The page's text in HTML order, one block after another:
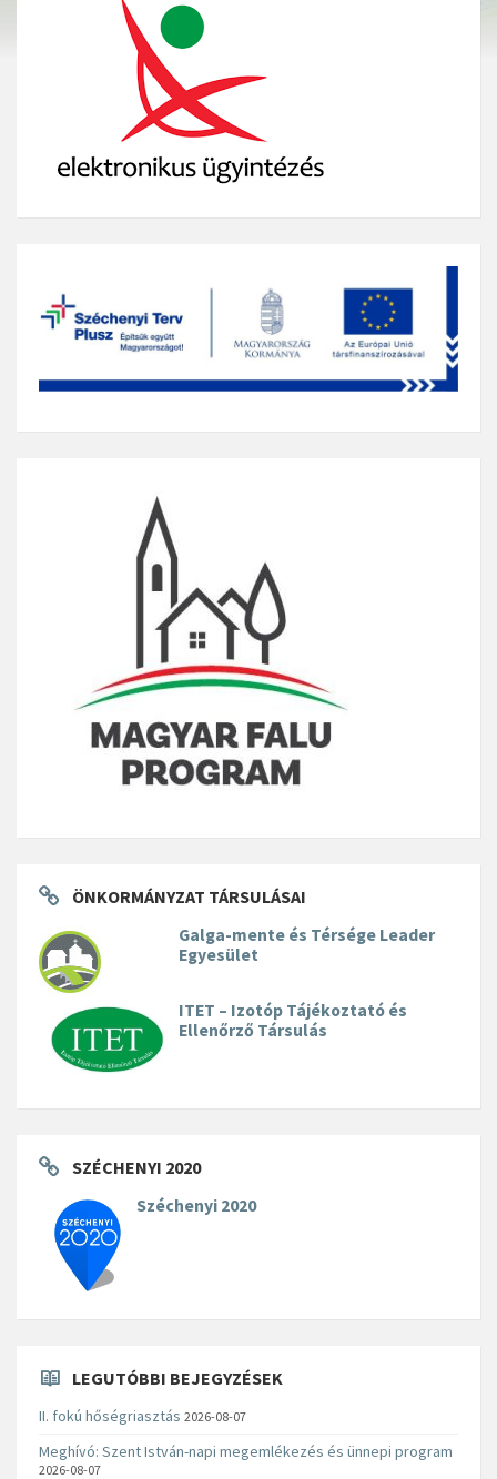
ÖNKORMÁNYZAT TÁRSULÁSAI
Galga-mente és Térsége Leader
Egyesület
ITET – Izotóp Tájékoztató és
Ellenőrző Társulás
SZÉCHENYI 2020
Széchenyi 2020
LEGUTÓBBI BEJEGYZÉSEK
II. fokú hőségriasztás 2026-08-07
Meghívó: Szent István-napi megemlékezés és ünnepi program
2026-08-07